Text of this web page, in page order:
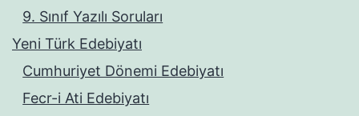
9. Sınıf Yazılı Soruları
Yeni Türk Edebiyatı
Cumhuriyet Dönemi Edebiyatı
Fecr-i Ati Edebiyatı